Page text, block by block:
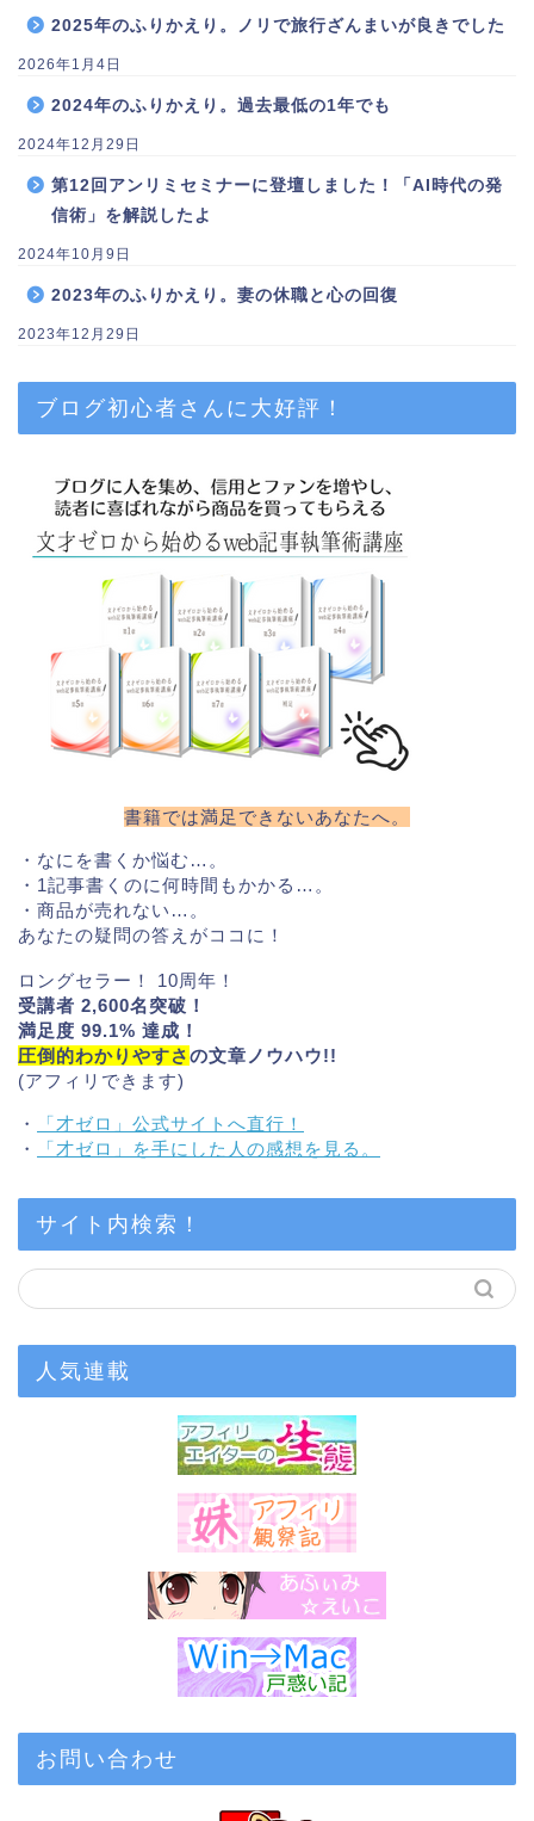
2025年のふりかえり。ノリで旅行ざんまいが良きでした
2026年1月4日
2024年のふりかえり。過去最低の1年でも
2024年12月29日
第12回アンリミセミナーに登壇しました！「AI時代の発
信術」を解説したよ
2024年10月9日
2023年のふりかえり。妻の休職と心の回復
2023年12月29日
ブログ初心者さんに大好評！
書籍では満足できないあなたへ。
・なにを書くか悩む…。
・1記事書くのに何時間もかかる…。
・商品が売れない…。
あなたの疑問の答えがココに！
ロングセラー！ 10周年！
受講者 2,600名突破！
満足度 99.1% 達成！
圧倒的わかりやすさの文章ノウハウ!!
(アフィリできます)
・
「才ゼロ」公式サイトへ直行！
・
「才ゼロ」を手にした人の感想を見る。
サイト内検索！
人気連載
お問い合わせ